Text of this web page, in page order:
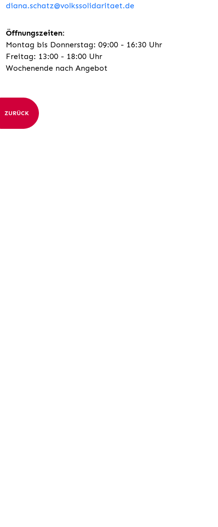
diana.schatz@volkssolidaritaet.de
Öffnungszeiten:
Montag bis Donnerstag: 09:00 - 16:30 Uhr
Freitag: 13:00 - 18:00 Uhr
Wochenende nach Angebot
ZURÜCK